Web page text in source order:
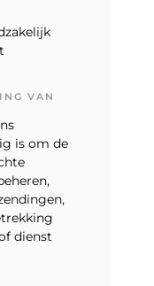
VAN
is om de
dienst